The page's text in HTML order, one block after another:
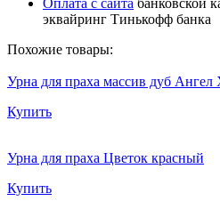
эквайринг Тинькофф банка
Похожие товары:
Урна для праха массив дуб Ангел
Купить
Урна для праха Цветок красный
Купить